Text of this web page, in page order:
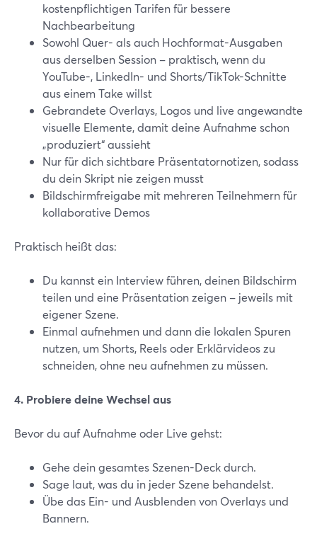
kostenpflichtigen Tarifen für bessere
Nachbearbeitung
Sowohl Quer- als auch Hochformat-Ausgaben
aus derselben Session – praktisch, wenn du
YouTube-, LinkedIn- und Shorts/TikTok-Schnitte
aus einem Take willst
Gebrandete Overlays, Logos und live angewandte
visuelle Elemente, damit deine Aufnahme schon
„produziert“ aussieht
Nur für dich sichtbare Präsentatornotizen, sodass
du dein Skript nie zeigen musst
Bildschirmfreigabe mit mehreren Teilnehmern für
kollaborative Demos
Praktisch heißt das:
Du kannst ein Interview führen, deinen Bildschirm
teilen und eine Präsentation zeigen – jeweils mit
eigener Szene.
Einmal aufnehmen und dann die lokalen Spuren
nutzen, um Shorts, Reels oder Erklärvideos zu
schneiden, ohne neu aufnehmen zu müssen.
4. Probiere deine Wechsel aus
Bevor du auf Aufnahme oder Live gehst:
Gehe dein gesamtes Szenen-Deck durch.
Sage laut, was du in jeder Szene behandelst.
Übe das Ein- und Ausblenden von Overlays und
Bannern.